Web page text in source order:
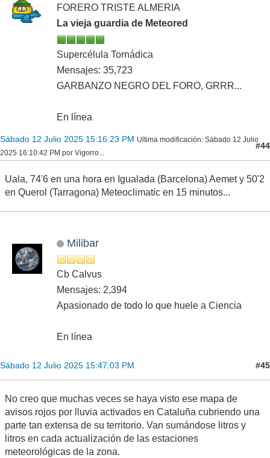
FORERO TRISTE ALMERIA
La vieja guardia de Meteored
Supercélula Tornádica
Mensajes: 35,723
GARBANZO NEGRO DEL FORO, GRRR...
En línea
Sábado 12 Julio 2025 15:16:23 PM Ultima modificación: Sábado 12 Julio
2025 16:10:42 PM por Vigorro...
#44
Uala, 74'6 en una hora en Igualada (Barcelona) Aemet y 50'2
en Querol (Tarragona) Meteoclimatic en 15 minutos...
Milibar
Cb Calvus
Mensajes: 2,394
Apasionado de todo lo que huele a Ciencia
En línea
Sábado 12 Julio 2025 15:47:03 PM #45
No creo que muchas veces se haya visto ese mapa de
avisos rojos por lluvia activados en Cataluña cubriendo una
parte tan extensa de su territorio. Van sumándose litros y
litros en cada actualización de las estaciones
meteorológicas de la zona.